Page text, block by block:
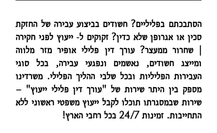
הסתבכתם בפליליים? חשודים בביצוע עבירה של החזקת
סכין או אגרופן שלא כדין? זקוקים ל- ייעוץ לפני חקירה
| שחרור ממעצר? עורך דין פלילי אופיר מזר מלווה
ומייצג חשודים, נאשמים ונפגעי עבירה, בכל סוגי
העבירות הפליליות ובכל שלבי ההליך הפלילי. משרדינו
מספק בין היתר שירות של "עורך דין פלילי ייעוץ" –
שירות שבמסגרתו תוכלו לקבל ייעוץ משפטי ראשוני ללא
התחייבות. זמינות 24/7 בכל רחבי הארץ!